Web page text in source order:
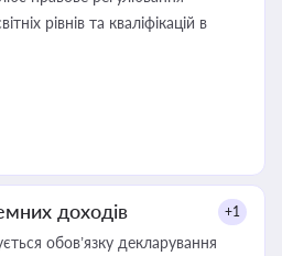
рівнів та кваліфікацій в
доходів +1
обов’язку декларування